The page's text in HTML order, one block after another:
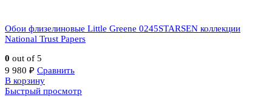
Обои флизелиновые Little Greene 0245STARSEN коллекции
National Trust Papers
0 out of 5
9 980 ₽ Сравнить
В корзину
Быстрый просмотр